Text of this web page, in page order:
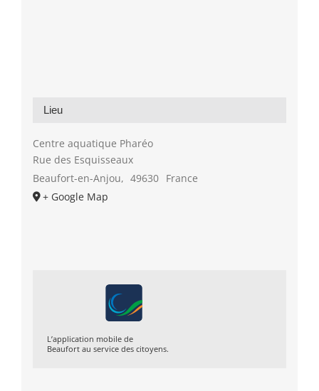
Lieu
Centre aquatique Pharéo
Rue des Esquisseaux
Beaufort-en-Anjou, 49630 France
+ Google Map
L’application mobile de
Beaufort au service des citoyens.